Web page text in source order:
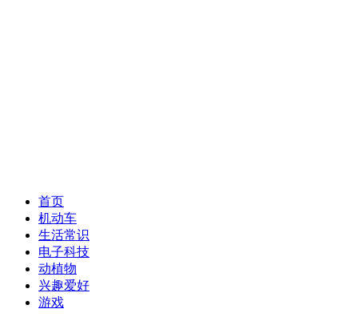
首页
机动车
生活常识
电子科技
动植物
兴趣爱好
游戏